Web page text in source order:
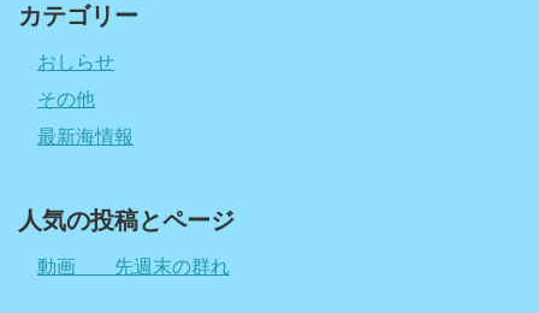
カテゴリー
おしらせ
その他
最新海情報
人気の投稿とページ
動画 先週末の群れ